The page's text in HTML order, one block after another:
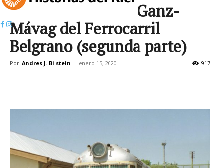
Los coches motor Ganz-
Mávag del Ferrocarril
Belgrano (segunda parte)
Por Andres J. Bilstein - enero 15, 2020 917